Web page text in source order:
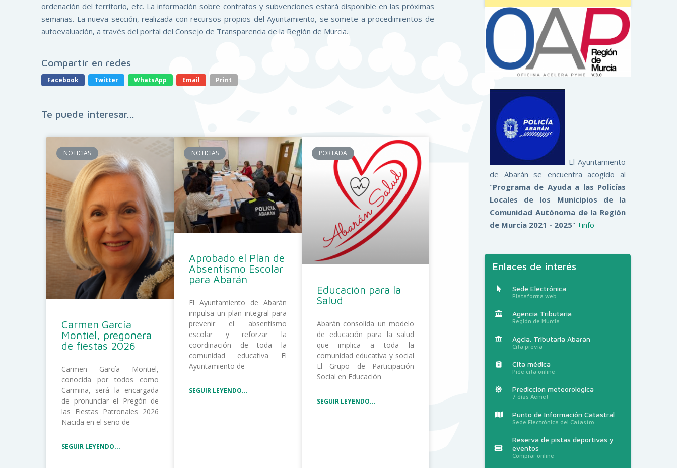
ordenación del territorio, etc. La información sobre contratos y subvenciones estará disponible en las próximas
semanas. La nueva sección, realizada con recursos propios del Ayuntamiento, se somete a procedimientos de
autoevaluación, a través del portal del Consejo de Transparencia de la Región de Murcia.
Compartir en redes
Facebook Twitter WhatsApp Email Print
Te puede interesar...
NOTICIAS
Carmen García
Montiel, pregonera
de fiestas 2026
Carmen García Montiel,
conocida por todos como
Carmina, será la encargada
de pronunciar el Pregón de
las Fiestas Patronales 2026
Nacida en el seno de
SEGUIR LEYENDO...
NOTICIAS
Aprobado el Plan de
Absentismo Escolar
para Abarán
El Ayuntamiento de Abarán
impulsa un plan integral para
prevenir el absentismo
escolar y reforzar la
coordinación de toda la
comunidad educativa El
Ayuntamiento de
SEGUIR LEYENDO...
PORTADA
Educación para la
Salud
Abarán consolida un modelo
de educación para la salud
que implica a toda la
comunidad educativa y social
El Grupo de Participación
Social en Educación
SEGUIR LEYENDO...
El Ayuntamiento
de Abarán se encuentra acogido al
"Programa de Ayuda a las Policías
Locales de los Municipios de la
Comunidad Autónoma de la Región
de Murcia 2021 - 2025" +info
Enlaces de interés
Sede Electrónica
Plataforma web
Agencia Tributaria
Región de Murcia
Agcia. Tributaria Abarán
Cita previa
Cita médica
Pide cita online
Predicción meteorológica
7 días Aemet
Punto de Información Catastral
Sede Electrónica del Catastro
Reserva de pistas deportivas y
eventos
Comprar online